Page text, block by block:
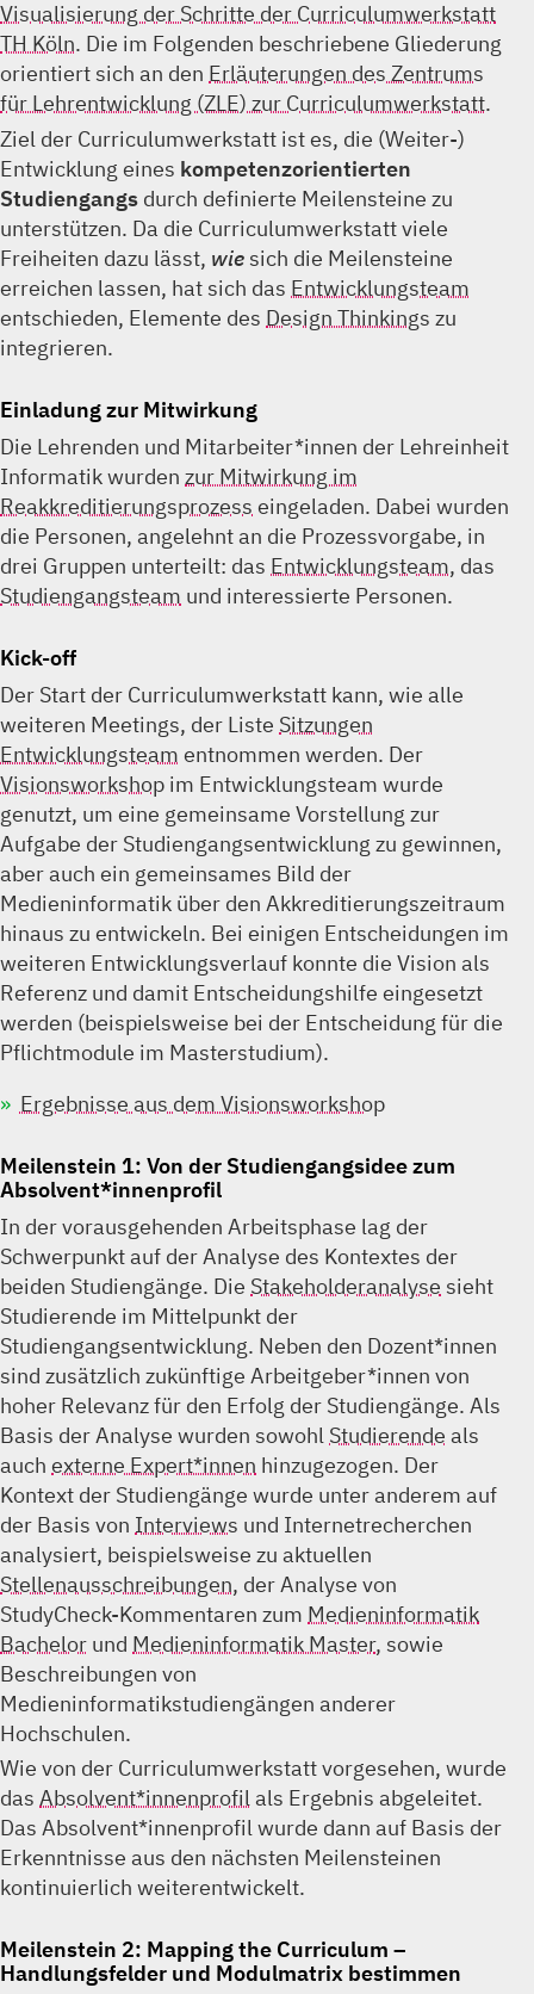
Visualisierung der Schritte der Curriculumwerkstatt
TH Köln. Die im Folgenden beschriebene Gliederung
orientiert sich an den Erläuterungen des Zentrums
für Lehrentwicklung (ZLE) zur Curriculumwerkstatt.
Ziel der Curriculumwerkstatt ist es, die (Weiter-)
Entwicklung eines kompetenzorientierten
Studiengangs durch definierte Meilensteine zu
unterstützen. Da die Curriculumwerkstatt viele
Freiheiten dazu lässt, wie sich die Meilensteine
erreichen lassen, hat sich das Entwicklungsteam
entschieden, Elemente des Design Thinkings zu
integrieren.
Einladung zur Mitwirkung
Die Lehrenden und Mitarbeiter*innen der Lehreinheit
Informatik wurden zur Mitwirkung im
Reakkreditierungsprozess eingeladen. Dabei wurden
die Personen, angelehnt an die Prozessvorgabe, in
drei Gruppen unterteilt: das Entwicklungsteam, das
Studiengangsteam und interessierte Personen.
Kick-off
Der Start der Curriculumwerkstatt kann, wie alle
weiteren Meetings, der Liste Sitzungen
Entwicklungsteam entnommen werden. Der
Visionsworkshop im Entwicklungsteam wurde
genutzt, um eine gemeinsame Vorstellung zur
Aufgabe der Studiengangsentwicklung zu gewinnen,
aber auch ein gemeinsames Bild der
Medieninformatik über den Akkreditierungszeitraum
hinaus zu entwickeln. Bei einigen Entscheidungen im
weiteren Entwicklungsverlauf konnte die Vision als
Referenz und damit Entscheidungshilfe eingesetzt
werden (beispielsweise bei der Entscheidung für die
Pflichtmodule im Masterstudium).
Ergebnisse aus dem Visionsworkshop
Meilenstein 1: Von der Studiengangsidee zum
Absolvent*innenprofil
In der vorausgehenden Arbeitsphase lag der
Schwerpunkt auf der Analyse des Kontextes der
beiden Studiengänge. Die Stakeholderanalyse sieht
Studierende im Mittelpunkt der
Studiengangsentwicklung. Neben den Dozent*innen
sind zusätzlich zukünftige Arbeitgeber*innen von
hoher Relevanz für den Erfolg der Studiengänge. Als
Basis der Analyse wurden sowohl Studierende als
auch externe Expert*innen hinzugezogen. Der
Kontext der Studiengänge wurde unter anderem auf
der Basis von Interviews und Internetrecherchen
analysiert, beispielsweise zu aktuellen
Stellenausschreibungen, der Analyse von
StudyCheck-Kommentaren zum Medieninformatik
Bachelor und Medieninformatik Master, sowie
Beschreibungen von
Medieninformatikstudiengängen anderer
Hochschulen.
Wie von der Curriculumwerkstatt vorgesehen, wurde
das Absolvent*innenprofilals Ergebnis abgeleitet.
Das Absolvent*innenprofil wurde dann auf Basis der
Erkenntnisse aus den nächsten Meilensteinen
kontinuierlich weiterentwickelt.
Meilenstein 2: Mapping the Curriculum –
Handlungsfelder und Modulmatrix bestimmen